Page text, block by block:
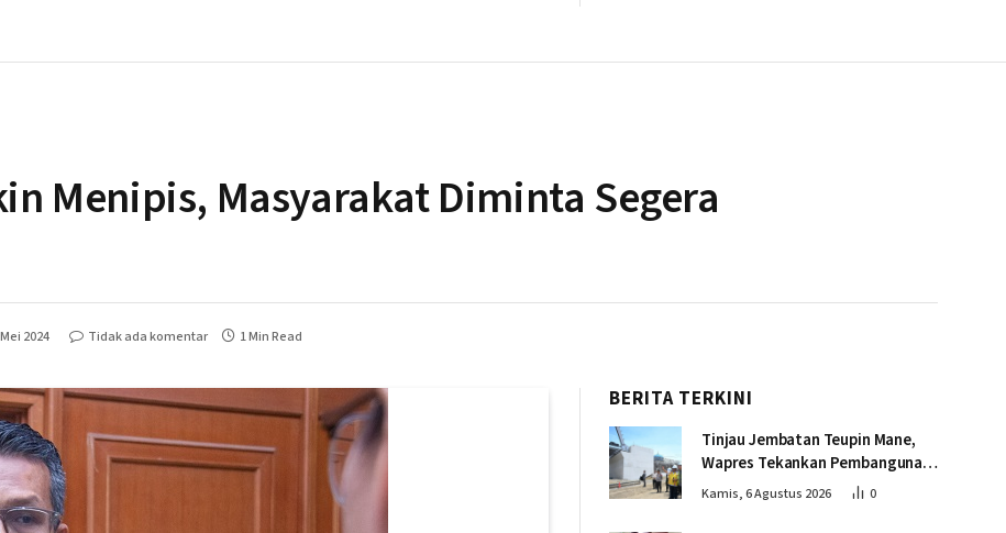
Menipis, Masyarakat Diminta Segera
2024 Tidak ada komentar 1 Min Read
BERITA TERKINI
Tinjau Jembatan Teupin Mane,
Wapres Tekankan Pembangunan
Infrastruktur Berjalan Tepat
Kamis, 6 Agustus 2026 0